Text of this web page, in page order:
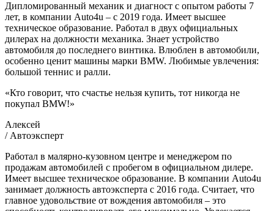
Дипломированный механик и диагност с опытом работы 7
лет, в компании Auto4u – с 2019 года. Имеет высшее
техническое образование. Работал в двух официальных
дилерах на должности механика. Знает устройство
автомобиля до последнего винтика. Влюблен в автомобили,
особенно ценит машины марки BMW. Любимые увлечения:
большой теннис и ралли.
«Кто говорит, что счастье нельзя купить, тот никогда не
покупал BMW!»
Алексей
/ Автоэксперт
Работал в малярно-кузовном центре и менеджером по
продажам автомобилей с пробегом в официальном дилере.
Имеет высшее техническое образование. В компании Auto4u
занимает должность автоэксперта с 2016 года. Считает, что
главное удовольствие от вождения автомобиля – это